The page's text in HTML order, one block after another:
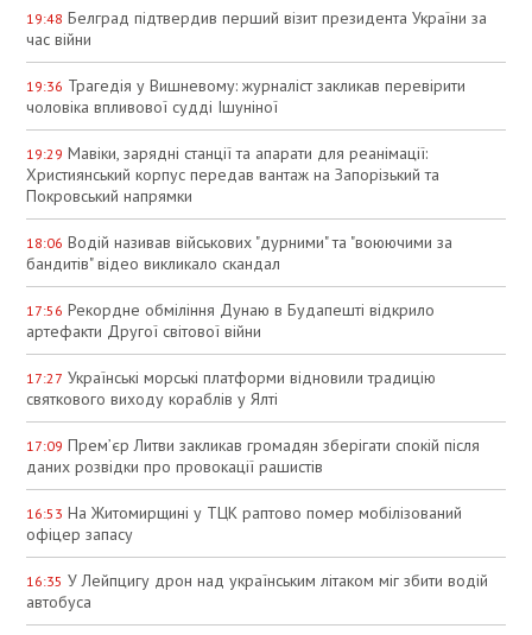
19:48 Белград підтвердив перший візит президента України за
час війни
19:36 Трагедія у Вишневому: журналіст закликав перевірити
чоловіка впливової судді Ішуніної
19:29 Мавіки, зарядні станції та апарати для реанімації:
Християнський корпус передав вантаж на Запорізький та
Покровський напрямки
18:06 Водій називав військових "дурними" та "воюючими за
бандитів" відео викликало скандал
17:56 Рекордне обміління Дунаю в Будапешті відкрило
артефакти Другої світової війни
17:27 Українські морські платформи відновили традицію
святкового виходу кораблів у Ялті
17:09 Прем’єр Литви закликав громадян зберігати спокій після
даних розвідки про провокації рашистів
16:53 На Житомирщині у ТЦК раптово помер мобілізований
офіцер запасу
16:35 У Лейпцигу дрон над українським літаком міг збити водій
автобуса